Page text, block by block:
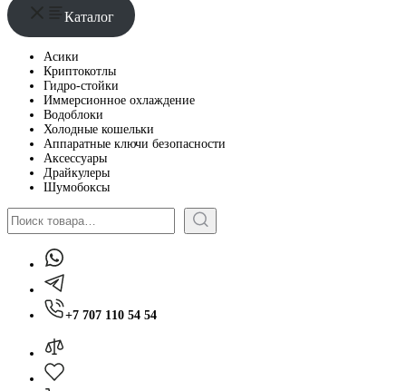
Каталог
Асики
Криптокотлы
Гидро-стойки
Иммерсионное охлаждение
Водоблоки
Холодные кошельки
Аппаратные ключи безопасности
Аксессуары
Драйкулеры
Шумобоксы
Поиск
+7 707 110 54 54